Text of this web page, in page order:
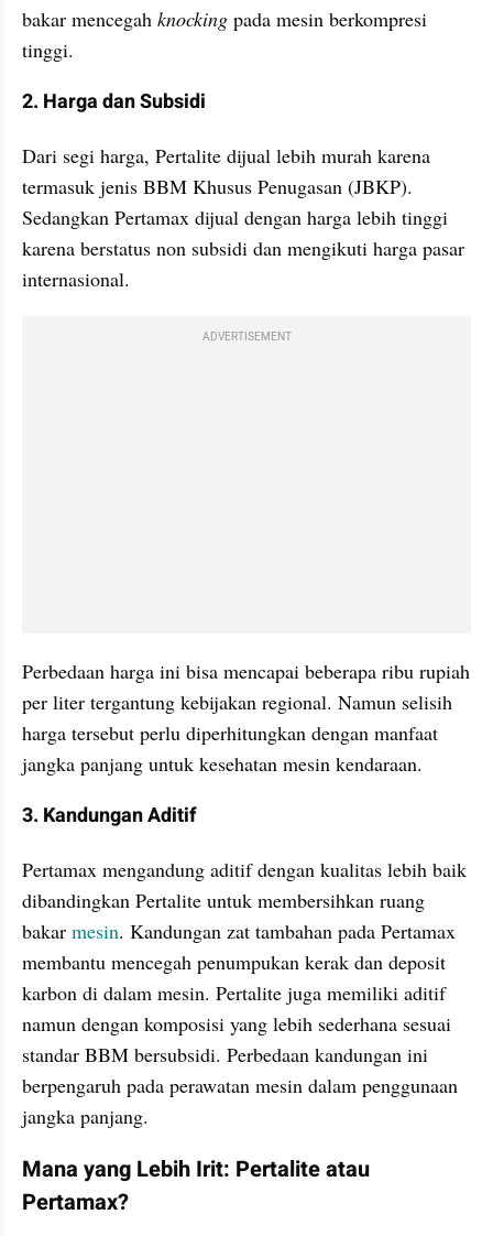
bakar mencegah knocking pada mesin berkompresi
tinggi.
2. Harga dan Subsidi
Dari segi harga, Pertalite dijual lebih murah karena
termasuk jenis BBM Khusus Penugasan (JBKP).
Sedangkan Pertamax dijual dengan harga lebih tinggi
karena berstatus non subsidi dan mengikuti harga pasar
internasional.
ADVERTISEMENT
Perbedaan harga ini bisa mencapai beberapa ribu rupiah
per liter tergantung kebijakan regional. Namun selisih
harga tersebut perlu diperhitungkan dengan manfaat
jangka panjang untuk kesehatan mesin kendaraan.
3. Kandungan Aditif
Pertamax mengandung aditif dengan kualitas lebih baik
dibandingkan Pertalite untuk membersihkan ruang
bakar mesin. Kandungan zat tambahan pada Pertamax
membantu mencegah penumpukan kerak dan deposit
karbon di dalam mesin. Pertalite juga memiliki aditif
namun dengan komposisi yang lebih sederhana sesuai
standar BBM bersubsidi. Perbedaan kandungan ini
berpengaruh pada perawatan mesin dalam penggunaan
jangka panjang.
Mana yang Lebih Irit: Pertalite atau
Pertamax?